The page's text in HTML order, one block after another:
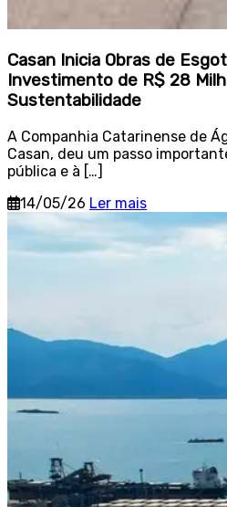
Casan Inicia Obras de
Investimento de R$ 28
Sustentabilidade
A Companhia Catarinense de
Casan, deu um passo
pública e à […]
14/05/26 Ler mais